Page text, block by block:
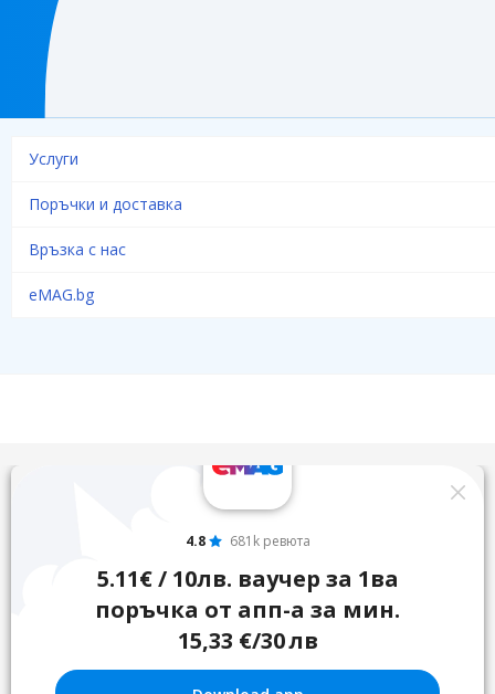
Услуги
Поръчки и доставка
Връзка с нас
eMAG.bg
4.8 681k ревюта
5.11€ / 10лв. ваучер за 1ва
поръчка от апп-а за мин.
15,33 €/30 лв